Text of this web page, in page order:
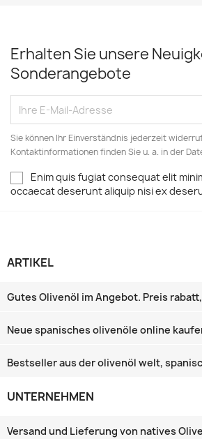
Erhalten Sie unsere
Sonderangebote
Sie können Ihr Einverständnis jederzeit
Kontaktinformationen finden Sie u. a. in der
Enim quis fugiat consequat elit
occaecat deserunt aliquip nisi ex
ARTIKEL
Gutes Olivenöl im Angebot. Preis
Neue spanisches olivenöle online
Bestseller aus der olivenöl welt,
UNTERNEHMEN
Versand und Lieferung von natives